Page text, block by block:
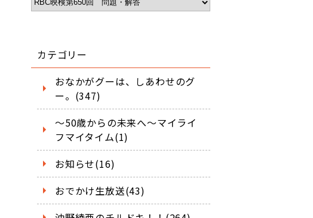
カテゴリー
おなかがグーは、しあわせのグ
ー。(347)
～50歳からの未来へ～マイライ
フマイタイム(1)
お知らせ(16)
おでかけ生放送(43)